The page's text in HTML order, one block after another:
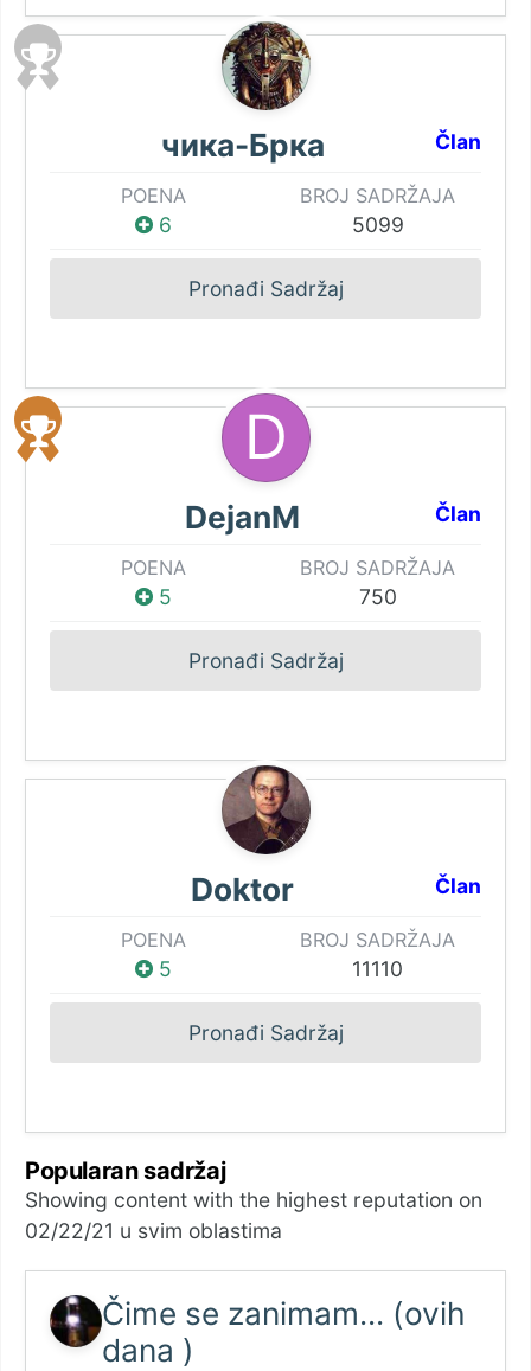
чика-Брка Član
POENA
6
BROJ SADRŽAJA
5099
Pronađi Sadržaj
DejanM Član
POENA
5
BROJ SADRŽAJA
750
Pronađi Sadržaj
Doktor Član
POENA
5
BROJ SADRŽAJA
11110
Pronađi Sadržaj
Popularan sadržaj
Showing content with the highest reputation on
02/22/21 u svim oblastima
Čime se zanimam... (ovih
dana )